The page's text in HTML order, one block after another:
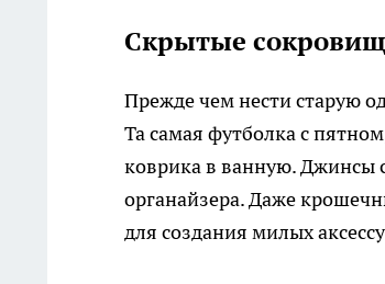
Скрытые
Прежде чем нести старую
Та самая футболка с
коврика в ванную. Джинсы
органайзера. Даже
для создания милых